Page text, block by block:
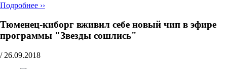
Подробнее ››
Тюменец-киборг вживил себе новый чип в эфире
программы "Звезды сошлись"
/ 26.09.2018